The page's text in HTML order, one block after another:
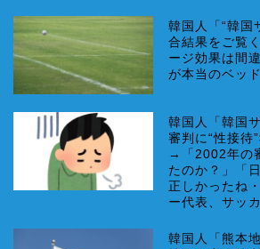
韓国人「“韓国
合結果をご覧
ージ効果は間
が本当のベッ
韓国人「韓国
審判に“性接待
→「2002年の
たのか？」「
正しかったね
ー代表、サッ
韓国人「熊本